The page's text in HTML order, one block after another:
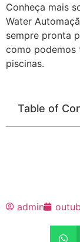
Conheça mais
Water
sempre pronta
como podemos
piscinas.
Table of
admin